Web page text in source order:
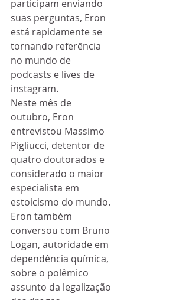
participam enviando
suas perguntas, Eron
está rapidamente se
tornando referência
no mundo de
podcasts e lives de
instagram.
Neste mês de
outubro, Eron
entrevistou Massimo
Pigliucci, detentor de
quatro doutorados e
considerado o maior
especialista em
estoicismo do mundo.
Eron também
conversou com Bruno
Logan, autoridade em
dependência química,
sobre o polêmico
assunto da legalização